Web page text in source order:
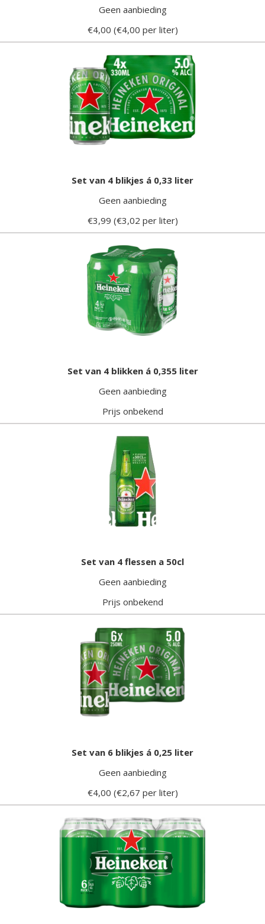
Geen aanbieding
€4,00 (€4,00 per liter)
Set van 4 blikjes á 0,33 liter
Geen aanbieding
€3,99 (€3,02 per liter)
Set van 4 blikken á 0,355 liter
Geen aanbieding
Prijs onbekend
Set van 4 flessen a 50cl
Geen aanbieding
Prijs onbekend
Set van 6 blikjes á 0,25 liter
Geen aanbieding
€4,00 (€2,67 per liter)